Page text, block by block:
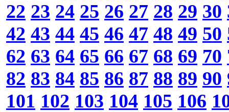
22 23 24 25 26 27 28 29 30
42 43 44 45 46 47 48 49 50
62 63 64 65 66 67 68 69 70
82 83 84 85 86 87 88 89 90
101 102 103 104 105 106